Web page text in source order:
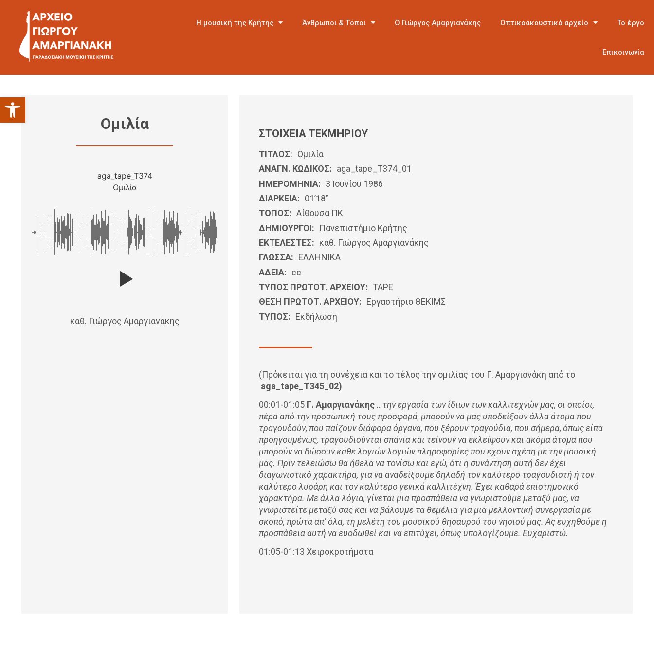
Ανοίξτε τη γραμμή εργαλείων
Η μουσική της Κρήτης Άνθρωποι & Τόποι Ο Γιώργος Αμαργιανάκης Οπτικοακουστικό αρχείο Το έργο
Επικοινωνία
Ομιλία
aga_tape_T374
Ομιλία
καθ. Γιώργος Αμαργιανάκης
ΣΤΟΙΧΕΙΑ ΤΕΚΜΗΡΙΟΥ
ΤΙΤΛΟΣ: Ομιλία
ΑΝΑΓΝ. ΚΩΔΙΚΟΣ: aga_tape_T374_01
ΗΜΕΡΟΜΗΝΊΑ: 3 Ιουνίου 1986
ΔΙΑΡΚΕΙΑ: 01’18”
ΤΟΠΟΣ: Αίθουσα ΠΚ
ΔΗΜΙΟΥΡΓΟΙ:
Πανεπιστήμιο Κρήτης
ΕΚΤΕΛΕΣΤΕΣ: καθ. Γιώργος Αμαργιανάκης
ΓΛΩΣΣΑ: ΕΛΛΗΝΙΚΆ
ΑΔΕΙΑ: cc
ΤΥΠΟΣ ΠΡΩΤΟΤ. ΑΡΧΕΙΟΥ: ΤΑΡΕ
ΘΕΣΗ ΠΡΩΤΟΤ. ΑΡΧΕΙΟΥ: Εργαστήριο ΘΕΚΙΜΣ
ΤΥΠΟΣ: Εκδήλωση
(Πρόκειται για τη συνέχεια και το τέλος την ομιλίας του Γ. Αμαργιανάκη από το
aga tape T345_02)
00:01-01:05 Γ. Αμαργιανάκης…την εργασία των ίδιων των καλλιτεχνών μας, οι οποίοι,
πέρα από την προσωπική τους προσφορά, μπορούν να μας υποδείξουν άλλα άτομα που
τραγουδούν, που παίζουν διάφορα όργανα, που ξέρουν τραγούδια, που σήμερα, όπως είπα
προηγουμένως, τραγουδιούνται σπάνια και τείνουν να εκλείψουν και ακόμα άτομα που
μπορούν να δώσουν κάθε λογιών λογιών πληροφορίες που έχουν σχέση με την μουσική
μας. Πριν τελειώσω θα ήθελα να τονίσω και εγώ, ότι η συνάντηση αυτή δεν έχει
διαγωνιστικό χαρακτήρα, για να αναδείξουμε δηλαδή τον καλύτερο τραγουδιστή ή τον
καλύτερο λυράρη και τον καλύτερο γενικά καλλιτέχνη. Έχει καθαρά επιστημονικό
χαρακτήρα. Με άλλα λόγια, γίνεται μια προσπάθεια να γνωριστούμε μεταξύ μας, να
γνωριστείτε μεταξύ σας και να βάλουμε τα θεμέλια για μια μελλοντική συνεργασία με
σκοπό, πρώτα απ’ όλα, τη μελέτη του μουσικού θησαυρού του νησιού μας. Ας ευχηθούμε η
προσπάθεια αυτή να ευοδωθεί και να επιτύχει, όπως υπολογίζουμε. Ευχαριστώ.
01:05-01:13 Χειροκροτήματα